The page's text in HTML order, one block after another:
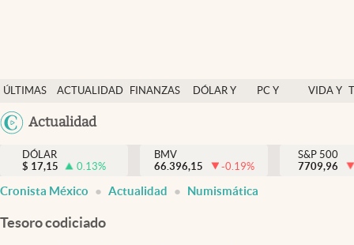
ÚLTIMAS
NOTICIAS
ACTUALIDAD
FINANZAS
DÓLAR Y
PC Y
VIDA Y
México
Actualidad
Actualidad
Finanzas y economía
Dólar y mercados
DÓLAR
$ 17,15 0.13%
BMV
66.396,15
-0.19%
S&P 500
7709,96
Cronista México Actualidad Numismática
Tesoro codiciado